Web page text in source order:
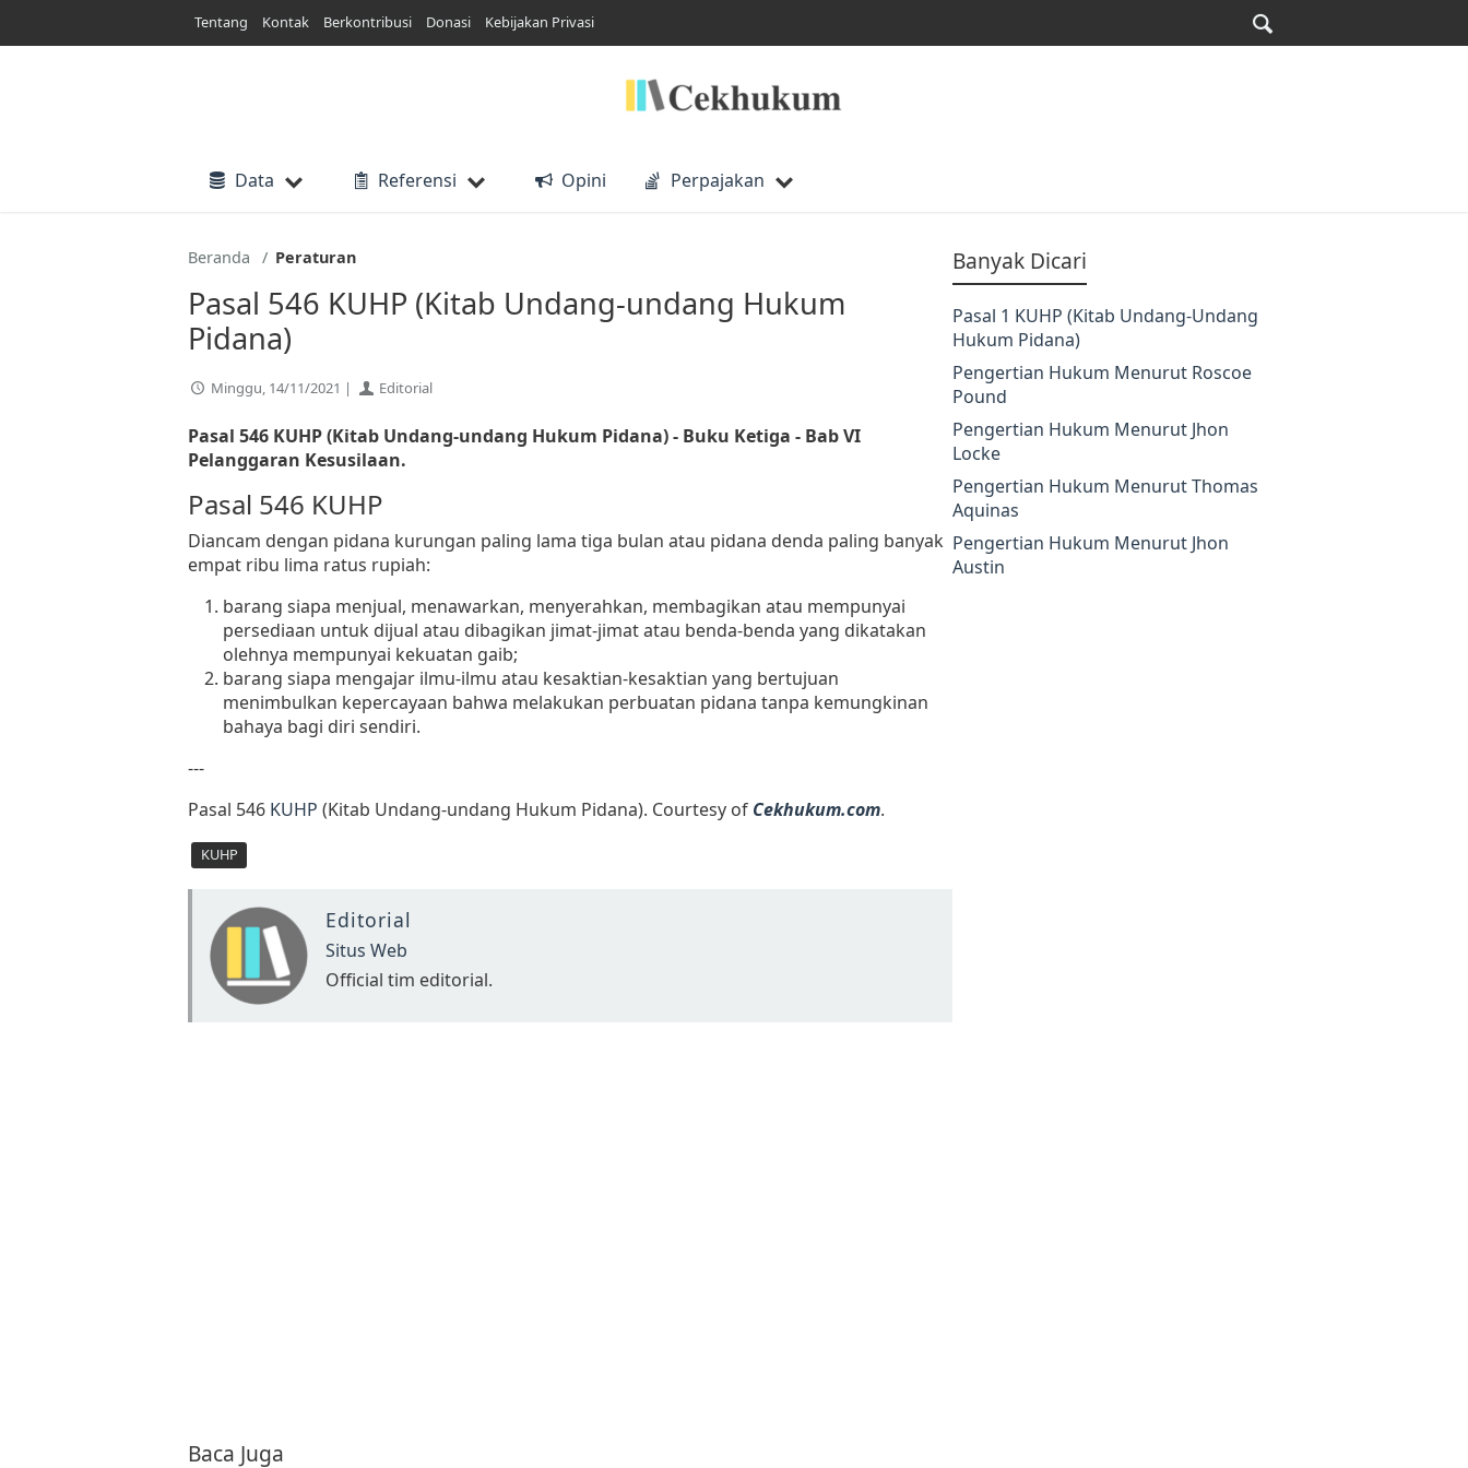
Tentang Kontak Berkontribusi Donasi Kebijakan Privasi
Data Referensi Opini Perpajakan
Beranda Peraturan
Pasal 546 KUHP (Kitab Undang-undang Hukum
Pidana)
Minggu, 14/11/2021 | Editorial
Pasal 546 KUHP (Kitab Undang-undang Hukum Pidana) - Buku Ketiga - Bab VI
Pelanggaran Kesusilaan.
Pasal 546 KUHP
Diancam dengan pidana kurungan paling lama tiga bulan atau pidana denda paling banyak
empat ribu lima ratus rupiah:
barang siapa menjual, menawarkan, menyerahkan, membagikan atau mempunyai
persediaan untuk dijual atau dibagikan jimat-jimat atau benda-benda yang dikatakan
olehnya mempunyai kekuatan gaib;
barang siapa mengajar ilmu-ilmu atau kesaktian-kesaktian yang bertujuan
menimbulkan kepercayaan bahwa melakukan perbuatan pidana tanpa kemungkinan
bahaya bagi diri sendiri.
---
Pasal 546 KUHP (Kitab Undang-undang Hukum Pidana). Courtesy of Cekhukum.com.
KUHP
Editorial
Situs Web
Official tim editorial.
Baca Juga
Banyak Dicari
Pasal 1 KUHP (Kitab Undang-Undang
Hukum Pidana)
Pengertian Hukum Menurut Roscoe
Pound
Pengertian Hukum Menurut Jhon
Locke
Pengertian Hukum Menurut Thomas
Aquinas
Pengertian Hukum Menurut Jhon
Austin